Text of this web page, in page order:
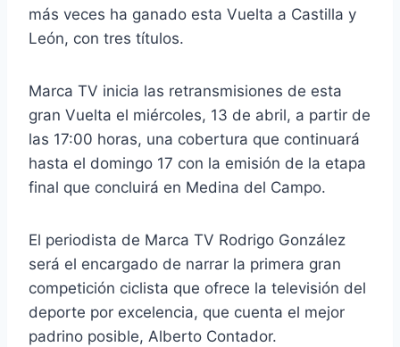
más veces ha ganado esta Vuelta a Castilla y
León, con tres títulos.
Marca TV inicia las retransmisiones de esta
gran Vuelta el miércoles, 13 de abril, a partir de
las 17:00 horas, una cobertura que continuará
hasta el domingo 17 con la emisión de la etapa
final que concluirá en Medina del Campo.
El periodista de Marca TV Rodrigo González
será el encargado de narrar la primera gran
competición ciclista que ofrece la televisión del
deporte por excelencia, que cuenta el mejor
padrino posible, Alberto Contador.